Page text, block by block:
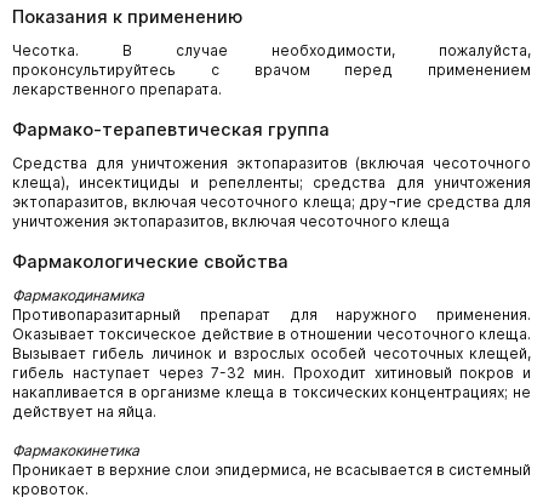
Показания к применению
Чесотка. В случае необходимости, пожалуйста,
проконсультируйтесь с врачом перед при­менением
лекарственного препарата.
Фармако-терапевтическая группа
Средства для уничтожения эктопаразитов (включая чесоточного
клеща), инсектициды и репелленты; средства для уничтожения
эктопаразитов, включая чесоточного клеща; дру¬гие средства для
уничтожения эктопаразитов, включая чесоточного клеща
Фармакологические свойства
Фармакодинамика
Противопаразитарный препарат для наружного применения.
Оказывает токсическое действие в отношении чесоточного клеща.
Вызывает гибель личинок и взрослых особей чесоточных клещей,
гибель наступает через 7-32 мин. Проходит хитиновый покров и
накапливается в организме клеща в токсических концентрациях; не
действует на яйца.
Фармакокинетика
Проникает в верхние слои эпидермиса, не всасывается в системный
кровоток.